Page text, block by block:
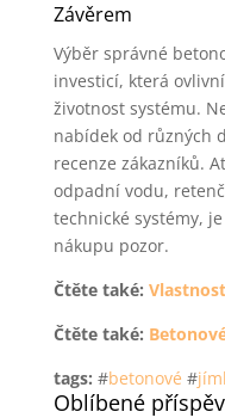
Závěrem
Výběr správné
investicí, která
životnost systému.
nabídek od různých
recenze zákazníků.
odpadní vodu,
technické systémy,
nákupu pozor.
Čtěte také:
Čtěte také:
tags: #betonové #
Oblíbené